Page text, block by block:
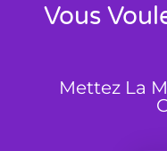
Vous
Mettez La